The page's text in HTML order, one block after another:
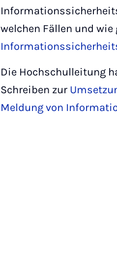
welchen Fällen und
Die Hochschulleitung
Schreiben zur
Meldung von